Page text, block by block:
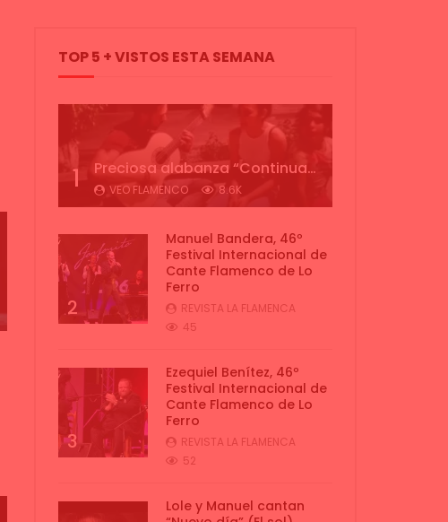
TOP 5 + VISTOS ESTA SEMANA
1 Preciosa alabanza “Continua” cantada por ALBA CORTES acompañada de IVAN a la guitarra | VEOFLAMENCO
VEO FLAMENCO 8.6K
2
Manuel Bandera, 46º
Festival Internacional de
Cante Flamenco de Lo
Ferro
REVISTA LA FLAMENCA
45
3
Ezequiel Benítez, 46º
Festival Internacional de
Cante Flamenco de Lo
Ferro
REVISTA LA FLAMENCA
52
Lole y Manuel cantan